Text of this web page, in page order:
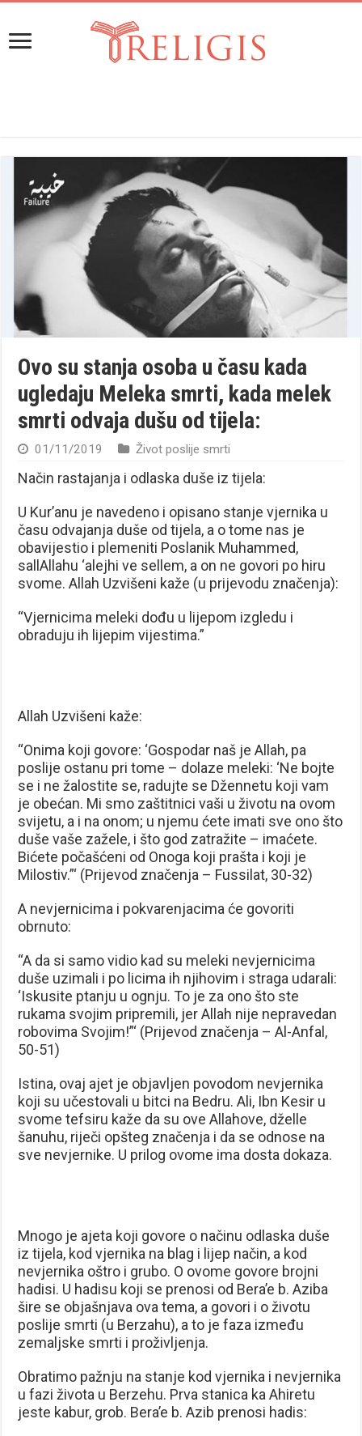
Ovo su stanja osoba u času kada
ugledaju Meleka smrti, kada melek
smrti odvaja dušu od tijela:
01/11/2019 Život poslije smrti
Način rastajanja i odlaska duše iz tijela:
U Kur’anu je navedeno i opisano stanje vjernika u
času odvajanja duše od tijela, a o tome nas je
obavijestio i plemeniti Poslanik Muhammed,
sallAllahu ‘alejhi ve sellem, a on ne govori po hiru
svome. Allah Uzvišeni kaže (u prijevodu značenja):
“Vjernicima meleki dođu u lijepom izgledu i
obraduju ih lijepim vijestima.”
Allah Uzvišeni kaže:
“Onima koji govore: ‘Gospodar naš je Allah, pa
poslije ostanu pri tome – dolaze meleki: ‘Ne bojte
se i ne žalostite se, radujte se Džennetu koji vam
je obećan. Mi smo zaštitnici vaši u životu na ovom
svijetu, a i na onom; u njemu ćete imati sve ono što
duše vaše zažele, i što god zatražite – imaćete.
Bićete počašćeni od Onoga koji prašta i koji je
Milostiv.”‘ (Prijevod značenja – Fussilat, 30-32)
A nevjernicima i pokvarenjacima će govoriti
obrnuto:
“A da si samo vidio kad su meleki nevjernicima
duše uzimali i po licima ih njihovim i straga udarali:
‘Iskusite ptanju u ognju. To je za ono što ste
rukama svojim pripremili, jer Allah nije nepravedan
robovima Svojim!”‘ (Prijevod značenja – Al-Anfal,
50-51)
Istina, ovaj ajet je objavljen povodom nevjernika
koji su učestovali u bitci na Bedru. Ali, Ibn Kesir u
svome tefsiru kaže da su ove Allahove, dželle
šanuhu, riječi opšteg značenja i da se odnose na
sve nevjernike. U prilog ovome ima dosta dokaza.
Mnogo je ajeta koji govore o načinu odlaska duše
iz tijela, kod vjernika na blag i lijep način, a kod
nevjernika oštro i grubo. O ovome govore brojni
hadisi. U hadisu koji se prenosi od Bera’e b. Aziba
šire se objašnjava ova tema, a govori i o životu
poslije smrti (u Berzahu), a to je faza između
zemaljske smrti i proživljenja.
Obratimo pažnju na stanje kod vjernika i nevjernika
u fazi života u Berzehu. Prva stanica ka Ahiretu
jeste kabur, grob. Bera’e b. Azib prenosi hadis: